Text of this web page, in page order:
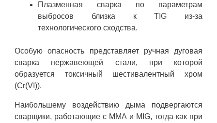
Плазменная сварка по параметрам
выбросов близка к TIG из-за
технологического сходства.
Особую опасность представляет ручная дуговая
сварка нержавеющей стали, при которой
образуется токсичный шестивалентный хром
(Cr(VI)).
Наибольшему воздействию дыма подвергаются
сварщики, работающие с MMA и MIG, тогда как при